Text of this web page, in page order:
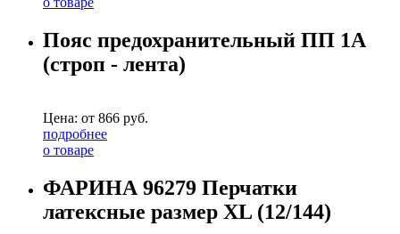
Пояс предохранительный ПП 1А
(строп - лента)
Цена: от 866 руб.
подробнее
о товаре
ФАРИНА 96279 Перчатки
латексные размер XL (12/144)